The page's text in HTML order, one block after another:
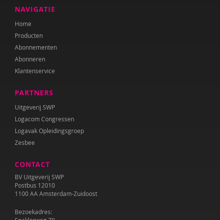
Tamara Wally
Suzanne Wardenaar
Marieke van der Zanden
NAVIGATIE
Home
Producten
Abonnementen
Abonneren
Klantenservice
PARTNERS
Uitgeverij SWP
Logacom Congressen
Logavak Opleidingsgroep
Zesbee
CONTACT
BV Uitgeverij SWP
Postbus 12010
1100 AA Amsterdam-Zuidoost
Bezoekadres: